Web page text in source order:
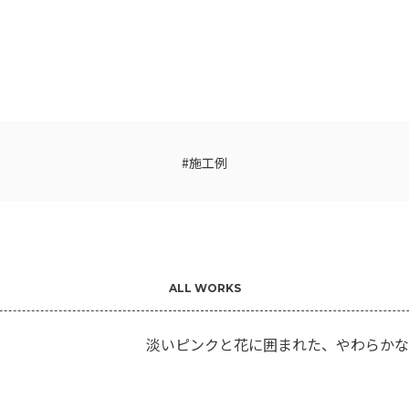
施工例
ALL WORKS
淡いピンクと花に囲まれた、やわらか